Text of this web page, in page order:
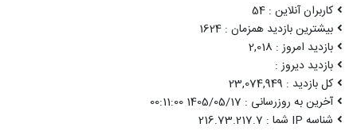
کاربران آنلاین : 54
بیشترین بازدید همزمان : 1624
بازدید امروز : 2,018
بازدید دیروز :
کل بازدید : 23,074,949
آخرین به روزرسانی : 1405/05/17 00:11:00
شناسه IP شما : 216.73.217.7